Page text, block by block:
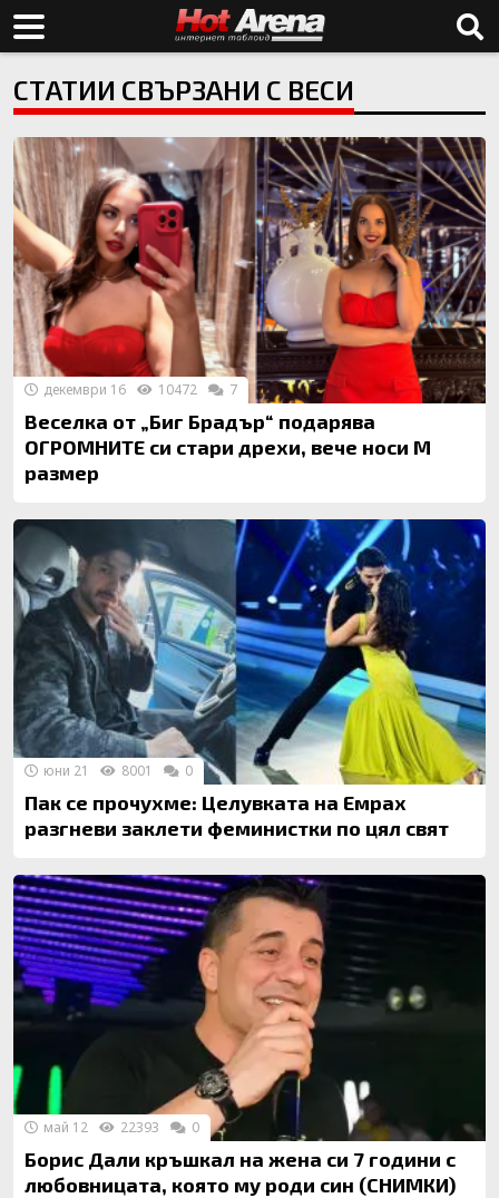
СТАТИИ СВЪРЗАНИ С ВЕСИ
Веселка от „Биг Брадър“ подарява
ОГРОМНИТЕ си стари дрехи, вече носи М
размер
декември 16 10472 7
Пак се прочухме: Целувката на Емрах
разгневи заклети феминистки по цял свят
юни 21 8001 0
Борис Дали кръшкал на жена си 7 години с
любовницата, която му роди син (СНИМКИ)
май 12 22393 0